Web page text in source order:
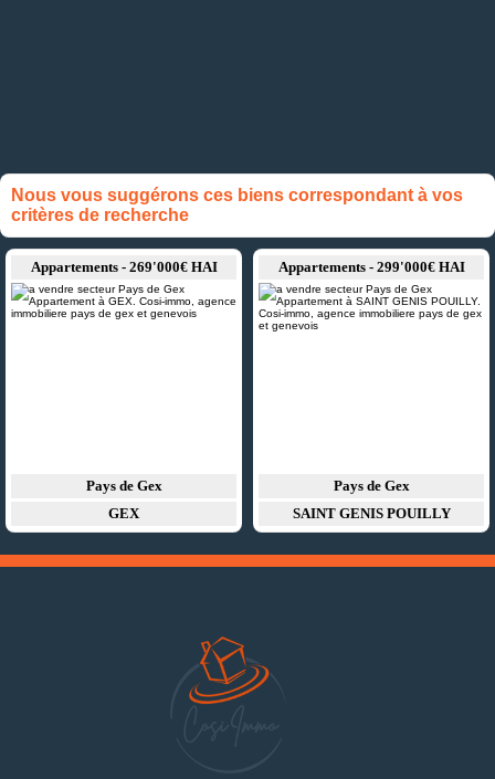
Nous vous suggérons ces biens correspondant à vos
critères de recherche
Appartements - 269'000€ HAI
Pays de Gex
GEX
Appartements - 299'000€ HAI
Pays de Gex
SAINT GENIS POUILLY